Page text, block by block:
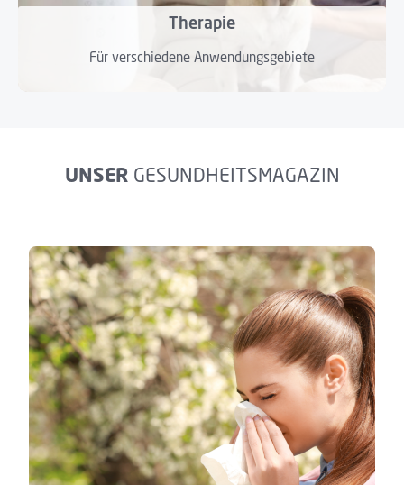
Therapie
Für verschiedene Anwendungsgebiete
UNSER GESUNDHEITSMAGAZIN